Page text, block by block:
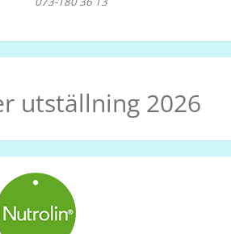
utställning 2026